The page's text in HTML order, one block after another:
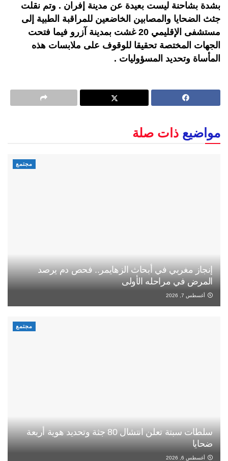
بشدة بشاحنة ليست بعيدة عن مدينة إفران . وتم نقلت
جثث الضحايا والمصابين الخاضعين للمراقبة الطبية إلى
مستشفى الإقليمي 20 غشت بمدينة آزرو فيما فتحت
الجهات المختصة تحقيقا للوقوف على ملابسات هذه
المأساة وتحديد المسؤوليات .
مواضيع ذات صلة
مجتمع
إنجاز مغربي في أبحاث الزهايمر.. فحص دم يرصد
المرض في مراحله الأولى
أغسطس 7, 2026
مجتمع
سلطات سبتة تعلن انتشال 80 جثة وتحديد هوية أربعة
ضحايا
أغسطس 6, 2026